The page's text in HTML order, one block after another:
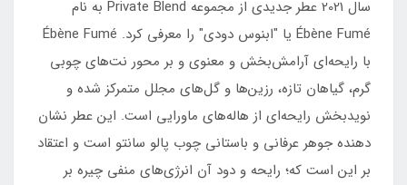
سال 2021 عطر جدیدی از مجموعه Private Blend به نام
Ébène Fumé یا "ابنوس دودی" را معرفی کرد. Ébène Fumé
با رایحه‌ای آرامش‌بخش و معنوی و بر محور نت‌های چوبی
گرم، گیاهان تازه، رزین‌ها و گل‌های مجلل متمرکز شده و
نویدبخش رایحه‌ای از هاله‌های ماورایی است. این عطر نشان
دهنده جوهر عرفانی و باستانی چوب پالو سانتو است و اعتقاد
بر این است که؛ رایحه و دود آن انرژی‌های منفی چیره بر